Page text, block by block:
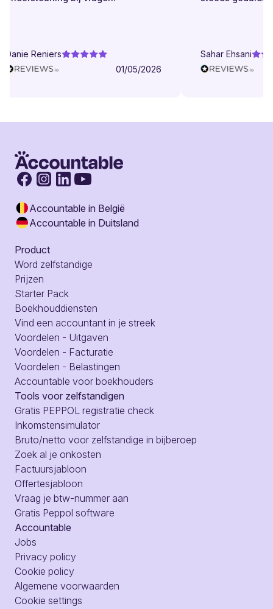
Reniers
01/05/2026
Sahar Ehsani
Accountable in België
Accountable in Duitsland
Product
Word zelfstandige
Prijzen
Starter Pack
Boekhouddiensten
Vind een accountant in je streek
Voordelen - Uitgaven
Voordelen - Facturatie
Voordelen - Belastingen
Accountable voor boekhouders
Tools voor zelfstandigen
Gratis PEPPOL registratie check
Inkomstensimulator
Bruto/netto voor zelfstandige in bijberoep
Zoek al je onkosten
Factuursjabloon
Offertesjabloon
Vraag je btw-nummer aan
Gratis Peppol software
Accountable
Jobs
Privacy policy
Cookie policy
Algemene voorwaarden
Cookie settings